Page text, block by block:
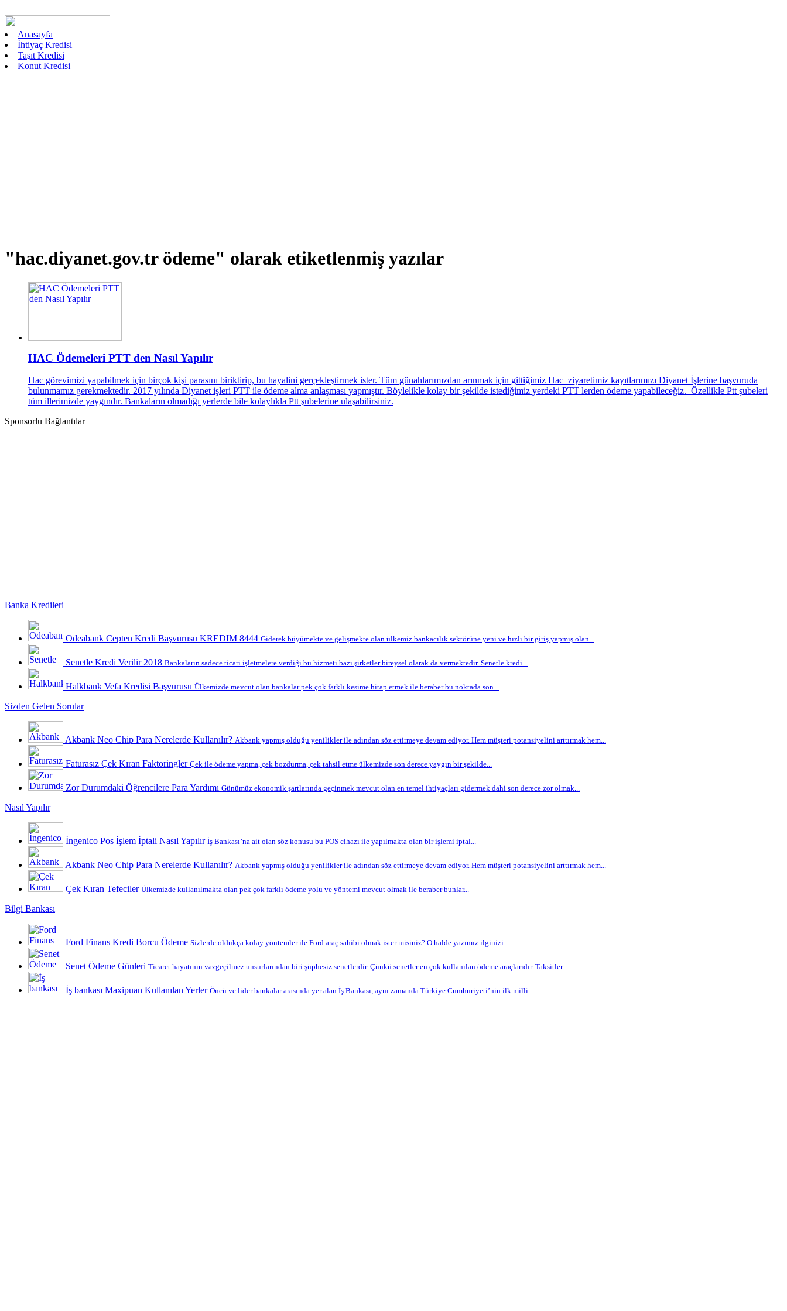
Anasayfa
İhtiyaç Kredisi
Taşıt Kredisi
Konut Kredisi
"hac.diyanet.gov.tr ödeme" olarak etiketlenmiş yazılar
HAC Ödemeleri PTT den Nasıl Yapılır
Hac görevimizi yapabilmek için birçok kişi parasını biriktirip, bu hayalini gerçekleştirmek ister. Tüm günahlarımızdan arınmak için gittiğimiz Hac ziyaretimiz kayıtlarımızı Diyanet İşlerine başvuruda
bulunmamız gerekmektedir. 2017 yılında Diyanet işleri PTT ile ödeme alma anlaşması yapmıştır. Böylelikle kolay bir şekilde istediğimiz yerdeki PTT lerden ödeme yapabileceğiz. Özellikle Ptt şubeleri
tüm illerimizde yaygındır. Bankaların olmadığı yerlerde bile kolaylıkla Ptt şubelerine ulaşabilirsiniz.
Sponsorlu Bağlantılar
Banka Kredileri
Odeabank Cepten Kredi Başvurusu KREDIM 8444 Giderek büyümekte ve gelişmekte olan ülkemiz bankacılık sektörüne yeni ve hızlı bir giriş yapmış olan...
Senetle Kredi Verilir 2018 Bankaların sadece ticari işletmelere verdiği bu hizmeti bazı şirketler bireysel olarak da vermektedir. Senetle kredi...
Halkbank Vefa Kredisi Başvurusu Ülkemizde mevcut olan bankalar pek çok farklı kesime hitap etmek ile beraber bu noktada son...
Sizden Gelen Sorular
Akbank Neo Chip Para Nerelerde Kullanılır? Akbank yapmış olduğu yenilikler ile adından söz ettirmeye devam ediyor. Hem müşteri potansiyelini arttırmak hem...
Faturasız Çek Kıran Faktoringler Çek ile ödeme yapma, çek bozdurma, çek tahsil etme ülkemizde son derece yaygın bir şekilde...
Zor Durumdaki Öğrencilere Para Yardımı Günümüz ekonomik şartlarında geçinmek mevcut olan en temel ihtiyaçları gidermek dahi son derece zor olmak...
Nasıl Yapılır
İngenico Pos İşlem İptali Nasıl Yapılır İş Bankası’na ait olan söz konusu bu POS cihazı ile yapılmakta olan bir işlemi iptal...
Akbank Neo Chip Para Nerelerde Kullanılır? Akbank yapmış olduğu yenilikler ile adından söz ettirmeye devam ediyor. Hem müşteri potansiyelini arttırmak hem...
Çek Kıran Tefeciler Ülkemizde kullanılmakta olan pek çok farklı ödeme yolu ve yöntemi mevcut olmak ile beraber bunlar...
Bilgi Bankası
Ford Finans Kredi Borcu Ödeme Sizlerde oldukça kolay yöntemler ile Ford araç sahibi olmak ister misiniz? O halde yazımız ilginizi...
Senet Ödeme Günleri Ticaret hayatının vazgeçilmez unsurlarından biri şüphesiz senetlerdir. Çünkü senetler en çok kullanılan ödeme araçlarıdır. Taksitler...
İş bankası Maxipuan Kullanılan Yerler Öncü ve lider bankalar arasında yer alan İş Bankası, aynı zamanda Türkiye Cumhuriyeti’nin ilk milli...